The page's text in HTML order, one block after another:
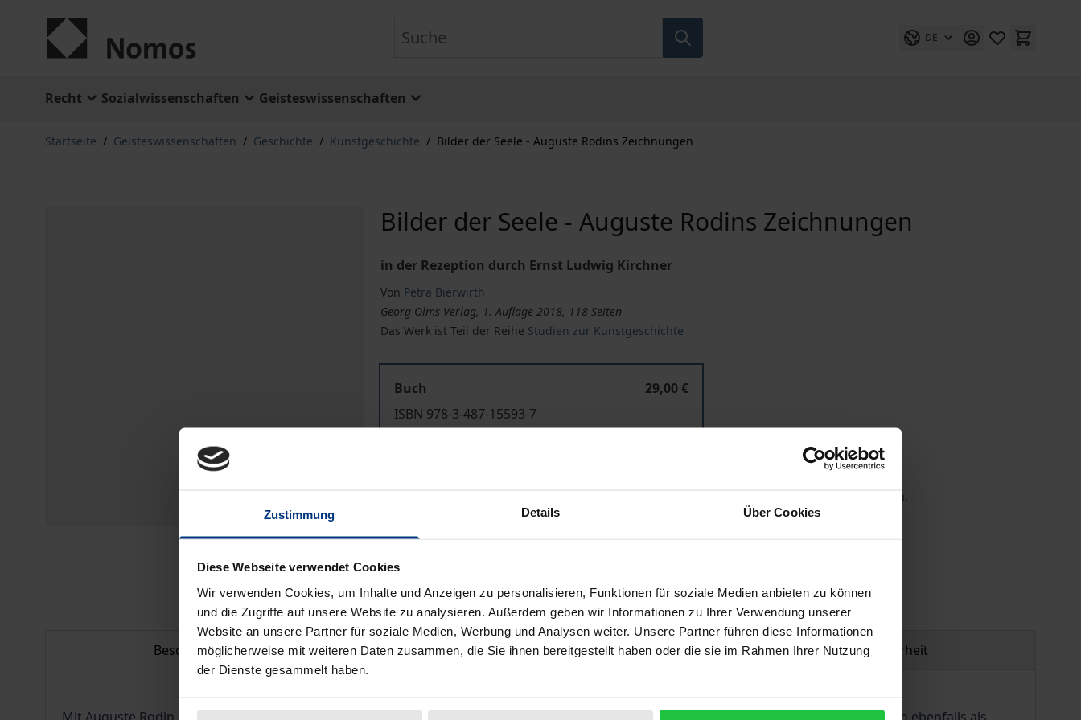
Zustimmung Details Über Cookies
Diese Webseite verwendet Cookies
Wir verwenden Cookies, um Inhalte und Anzeigen zu personalisieren, Funktionen für soziale Medien anbieten zu können
und die Zugriffe auf unsere Website zu analysieren. Außerdem geben wir Informationen zu Ihrer Verwendung unserer
Website an unsere Partner für soziale Medien, Werbung und Analysen weiter. Unsere Partner führen diese Informationen
möglicherweise mit weiteren Daten zusammen, die Sie ihnen bereitgestellt haben oder die sie im Rahmen Ihrer Nutzung
der Dienste gesammelt haben.
DE
Recht Sozialwissenschaften Geisteswissenschaften
Startseite / Geisteswissenschaften / Geschichte / Kunstgeschichte / Bilder der Seele - Auguste Rodins Zeichnungen
Bilder der Seele - Auguste Rodins Zeichnungen
in der Rezeption durch Ernst Ludwig Kirchner
Von Petra Bierwirth
Georg Olms Verlag, 1. Auflage 2018, 118 Seiten
Das Werk ist Teil der Reihe Studien zur Kunstgeschichte
Buch
29,00 €
ISBN 978-3-487-15593-7
Preisangaben inkl. MwSt. Abhängig von der Lieferadresse kann die MwSt. an der Kasse variieren.
In den Warenkorb
Hinweise zu Versandkosten
Beschreibung Bibliografische Angaben Produktsicherheit